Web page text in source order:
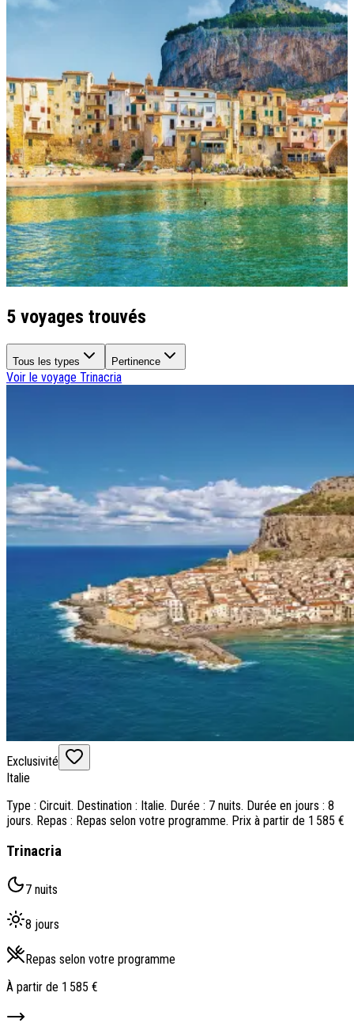
Week-ends & courts séjours
Découvrir Donatello
Qui sommes-nous ?
Notre histoire
Pourquoi voyager avec nous ?
Tourisme responsable
Nos brochures
Contactez-nous
Satisfaction client
Rejoignez-nous
5 voyages trouvés
Tous les types Pertinence
Voir le voyage Trinacria
Exclusivité
Italie
Type : Circuit. Destination : Italie. Durée : 7 nuits. Durée en jours : 8
jours. Repas : Repas selon votre programme. Prix à partir de 1 585 €
Trinacria
7 nuits
8 jours
Repas selon votre programme
À partir de 1 585 €